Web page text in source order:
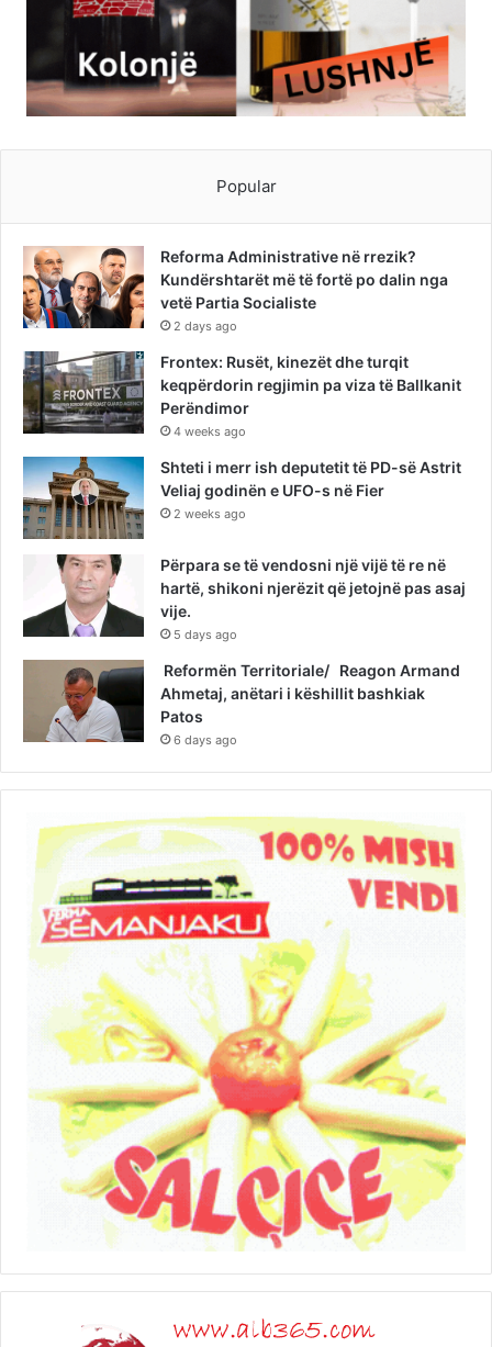
Popular
Reforma Administrative në rrezik?
Kundërshtarët më të fortë po dalin nga
vetë Partia Socialiste
2 days ago
Frontex: Rusët, kinezët dhe turqit
keqpërdorin regjimin pa viza të Ballkanit
Perëndimor
4 weeks ago
Shteti i merr ish deputetit të PD-së Astrit
Veliaj godinën e UFO-s në Fier
2 weeks ago
Përpara se të vendosni një vijë të re në
hartë, shikoni njerëzit që jetojnë pas asaj
vije.
5 days ago
Reformën Territoriale/ Reagon Armand
Ahmetaj, anëtari i këshillit bashkiak
Patos
6 days ago